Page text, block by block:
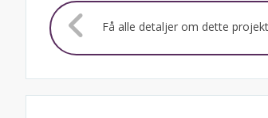
Få alle detaljer om dette